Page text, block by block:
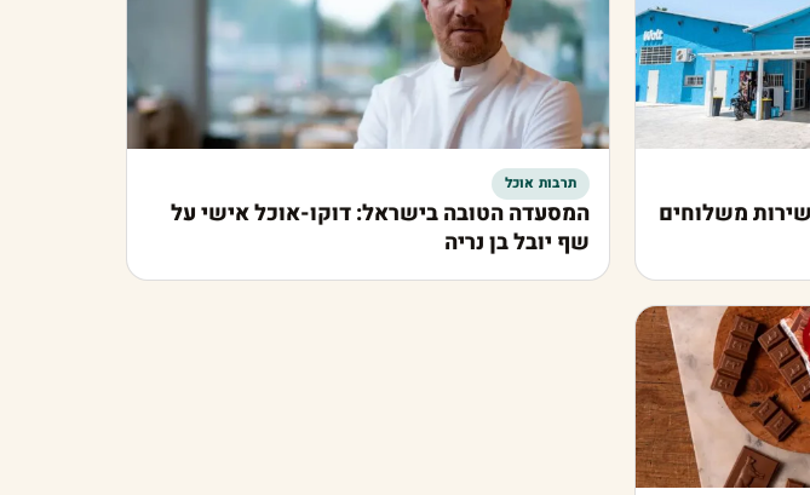
משלוחים
תרבות אוכל
המסעדה הטובה בישראל: דוקו-אוכל אישי על
שף יובל בן נריה